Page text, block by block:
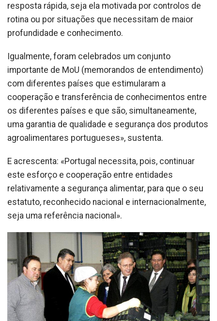
resposta rápida, seja ela motivada por controlos de
rotina ou por situações que necessitam de maior
profundidade e conhecimento.
Igualmente, foram celebrados um conjunto
importante de MoU (memorandos de entendimento)
com diferentes países que estimularam a
cooperação e transferência de conhecimentos entre
os diferentes países e que são, simultaneamente,
uma garantia de qualidade e segurança dos produtos
agroalimentares portugueses», sustenta.
E acrescenta: «Portugal necessita, pois, continuar
este esforço e cooperação entre entidades
relativamente a segurança alimentar, para que o seu
estatuto, reconhecido nacional e internacionalmente,
seja uma referência nacional».